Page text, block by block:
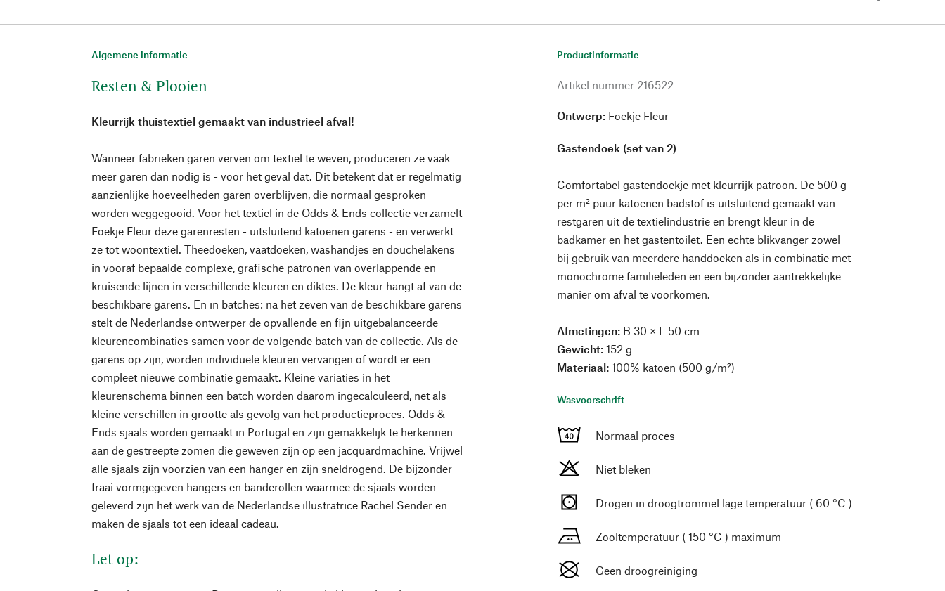
Algemene informatie
Resten & Plooien
Kleurrijk thuistextiel gemaakt van industrieel afval!
Wanneer fabrieken garen verven om textiel te weven, produceren ze vaak
meer garen dan nodig is - voor het geval dat. Dit betekent dat er regelmatig
aanzienlijke hoeveelheden garen overblijven, die normaal gesproken
worden weggegooid. Voor het textiel in de Odds & Ends collectie verzamelt
Foekje Fleur deze garenresten - uitsluitend katoenen garens - en verwerkt
ze tot woontextiel. Theedoeken, vaatdoeken, washandjes en douchelakens
in vooraf bepaalde complexe, grafische patronen van overlappende en
kruisende lijnen in verschillende kleuren en diktes. De kleur hangt af van de
beschikbare garens. En in batches: na het zeven van de beschikbare garens
stelt de Nederlandse ontwerper de opvallende en fijn uitgebalanceerde
kleurencombinaties samen voor de volgende batch van de collectie. Als de
garens op zijn, worden individuele kleuren vervangen of wordt er een
compleet nieuwe combinatie gemaakt. Kleine variaties in het
kleurenschema binnen een batch worden daarom ingecalculeerd, net als
kleine verschillen in grootte als gevolg van het productieproces. Odds &
Ends sjaals worden gemaakt in Portugal en zijn gemakkelijk te herkennen
aan de gestreepte zomen die geweven zijn op een jacquardmachine. Vrijwel
alle sjaals zijn voorzien van een hanger en zijn sneldrogend. De bijzonder
fraai vormgegeven hangers en banderollen waarmee de sjaals worden
geleverd zijn het werk van de Nederlandse illustratrice Rachel Sender en
maken de sjaals tot een ideaal cadeau.
Let op:
Productinformatie
Artikel nummer 216522
Ontwerp: Foekje Fleur
Gastendoek (set van 2)
Comfortabel gastendoekje met kleurrijk patroon. De 500 g
per m² puur katoenen badstof is uitsluitend gemaakt van
restgaren uit de textielindustrie en brengt kleur in de
badkamer en het gastentoilet. Een echte blikvanger zowel
bij gebruik van meerdere handdoeken als in combinatie met
monochrome familieleden en een bijzonder aantrekkelijke
manier om afval te voorkomen.
Afmetingen: B 30 × L 50 cm
Gewicht: 152 g
Materiaal: 100% katoen (500 g/m²)
Wasvoorschrift
Normaal proces
Niet bleken
Drogen in droogtrommel lage temperatuur ( 60 °C )
Zooltemperatuur ( 150 °C ) maximum
Geen droogreiniging